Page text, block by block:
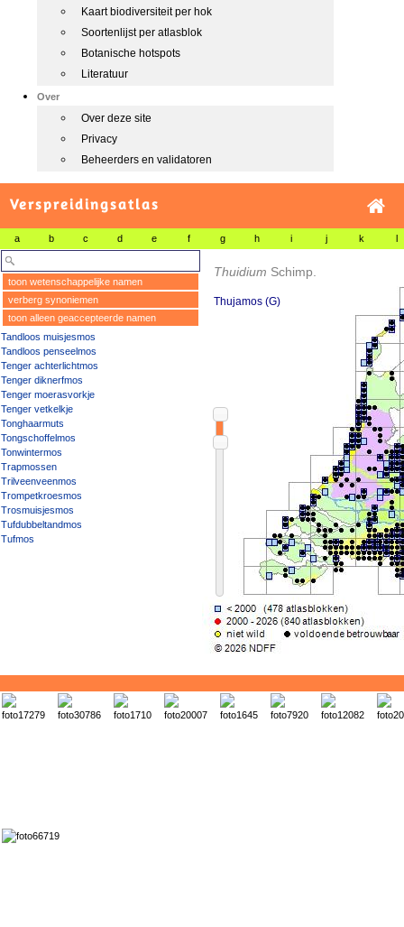
Kaart biodiversiteit per hok
Soortenlijst per atlasblok
Botanische hotspots
Literatuur
Over
Over deze site
Privacy
Beheerders en validatoren
Verspreidingsatlas
a b c d e f g h i j k l
toon wetenschappelijke namen
verberg synoniemen
toon alleen geaccepteerde namen
Tandloos muisjesmos
Tandloos penseelmos
Tenger achterlichtmos
Tenger diknerfmos
Tenger moerasvorkje
Tenger vetkelkje
Tonghaarmuts
Tongschoffelmos
Tonwintermos
Trapmossen
Trilveenveenmos
Trompetkroesmos
Trosmuisjesmos
Tufdubbeltandmos
Tufmos
Thuidium Schimp.
Thujamos (G)